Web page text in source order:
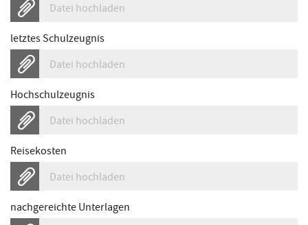
Datei hochladen
letztes Schulzeugnis
Datei hochladen
Hochschulzeugnis
Datei hochladen
Reisekosten
Datei hochladen
nachgereichte Unterlagen